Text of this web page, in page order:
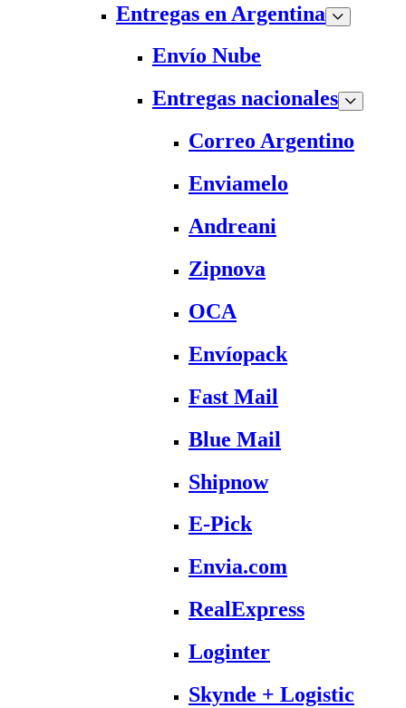
Entregas en Argentina
Envío Nube
Entregas nacionales
Correo Argentino
Enviamelo
Andreani
Zipnova
OCA
Envíopack
Fast Mail
Blue Mail
Shipnow
E-Pick
Envia.com
RealExpress
Loginter
Skynde + Logistic